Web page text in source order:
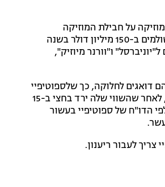
על חבילת המוזיקה
ופדקאסטים של החברה, שלפי בילבורד יקטין את סכום התמלוגים המשולמים ב-150 מיליון דולר בשנה
ו"וורנר מיוזיק",
דואגים לחלוקה, כך שלספוטיפיי
אין כל קשר לכך. ספוטיפיי הצילה את תעשיית המוזיקה, בתחילת דרכה, לאחר שהשווי שלה ירד בחצי ב-15
הדו"ח של ספוטיפיי בעשור
לעבור ריענון.